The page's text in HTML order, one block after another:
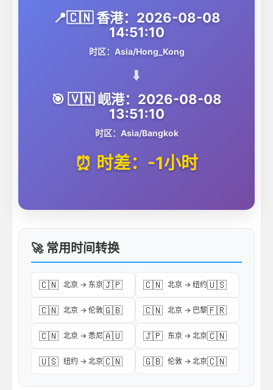
📍🇨🇳 香港：2026-08-08
14:51:10
时区：Asia/Hong_Kong
⬇️
🎯 🇻🇳 岘港：2026-08-08
13:51:10
时区：Asia/Bangkok
⏰ 时差：-1小时
🚀 常用时间转换
🇨🇳 北京 → 东京🇯🇵 🇨🇳 北京 → 纽约🇺🇸
🇨🇳 北京 → 伦敦🇬🇧 🇨🇳 北京 → 巴黎🇫🇷
🇨🇳 北京 → 悉尼🇦🇺 🇯🇵 东京 → 北京🇨🇳
🇺🇸 纽约 → 北京🇨🇳 🇬🇧 伦敦 → 北京🇨🇳